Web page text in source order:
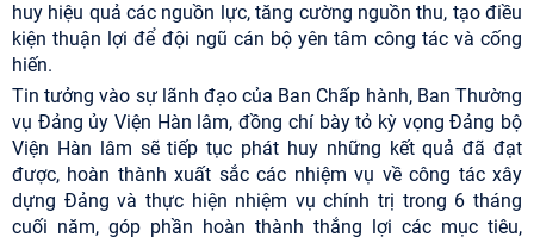
huy hiệu quả các nguồn lực, tăng cường nguồn thu, tạo điều
kiện thuận lợi để đội ngũ cán bộ yên tâm công tác và cống
hiến.
Tin tưởng vào sự lãnh đạo của Ban Chấp hành, Ban Thường
vụ Đảng ủy Viện Hàn lâm, đồng chí bày tỏ kỳ vọng Đảng bộ
Viện Hàn lâm sẽ tiếp tục phát huy những kết quả đã đạt
được, hoàn thành xuất sắc các nhiệm vụ về công tác xây
dựng Đảng và thực hiện nhiệm vụ chính trị trong 6 tháng
cuối năm, góp phần hoàn thành thắng lợi các mục tiêu,